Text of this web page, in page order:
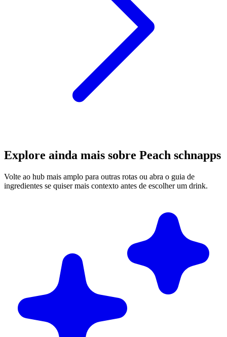
Explore ainda mais sobre Peach schnapps
Volte ao hub mais amplo para outras rotas ou abra o guia de
ingredientes se quiser mais contexto antes de escolher um drink.